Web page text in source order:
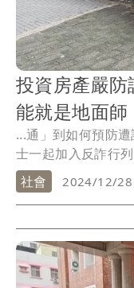
投資房產嚴
能就是地面師
...通」到如何預防
士一起加入反詐行
阱。
社會 2024/12/28